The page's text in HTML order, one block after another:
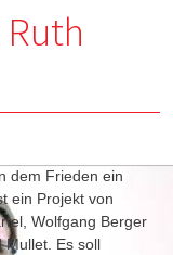
dem Frieden ein
ein Projekt von
Wolfgang Berger
Mullet. Es soll